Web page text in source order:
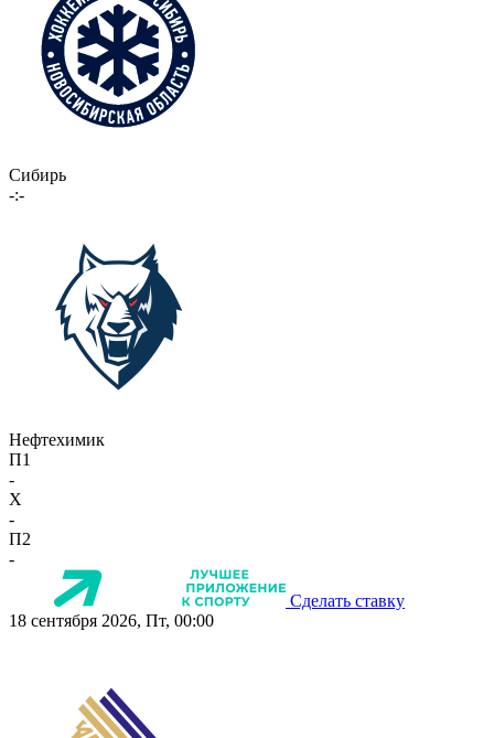
Сибирь
-:-
Нефтехимик
П1
-
X
-
П2
-
Сделать ставку
18 сентября 2026, Пт, 00:00